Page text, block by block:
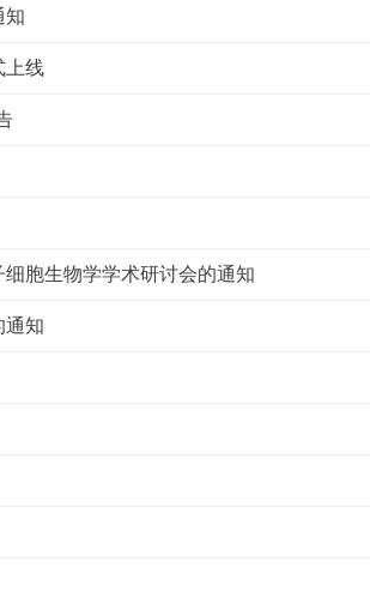
知
上线
胞生物学学术研讨会的通知
通知